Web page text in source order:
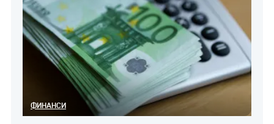
ФИНАНСИ